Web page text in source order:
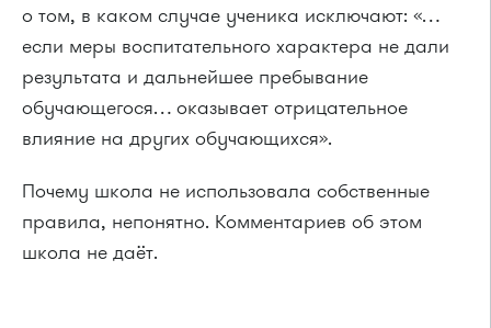
о том, в каком случае ученика исключают: «…
если меры воспитательного характера не дали
результата и дальнейшее пребывание
обучающегося… оказывает отрицательное
влияние на других обучающихся».
Почему школа не использовала собственные
правила, непонятно. Комментариев об этом
школа не даёт.